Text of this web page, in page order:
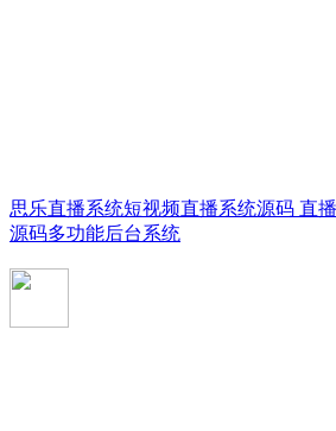
思乐直播系统短视频直播系统源码 直
源码多功能后台系统